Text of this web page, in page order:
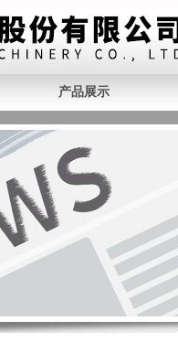
产品展示